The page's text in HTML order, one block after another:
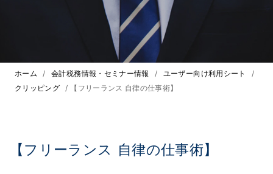
ホーム / 会計税務情報・セミナー情報 / ユーザー向け利用シート
/
クリッピング / 【フリーランス 自律の仕事術】
【フリーランス 自律の仕事術】